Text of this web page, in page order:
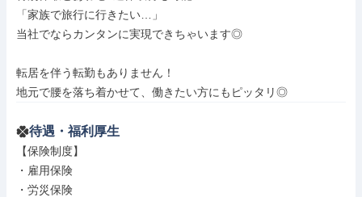
「家族で旅行に行きたい…」
当社でならカンタンに実現できちゃいます◎
転居を伴う転勤もありません！
地元で腰を落ち着かせて、働きたい方にもピッタリ◎
待遇・福利厚生
【保険制度】
・雇用保険
・労災保険